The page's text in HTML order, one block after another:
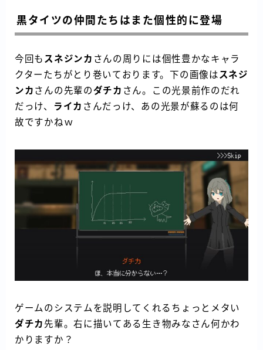
黒タイツの仲間たちはまた個性的に登場
今回も スネジンカ さんの周りには個性豊かなキャラ
クターたちがとり巻いております。下の画像は スネジ
ンカ さんの先輩の ダチカ さん。この光景前作のだれ
だっけ、
ライカ さんだっけ、あの光景が蘇るのは何
故ですかねｗ
ゲームのシステムを説明してくれるちょっとメタい
ダチカ 先輩。右に描いてある生き物みなさん何かわ
かりますか？